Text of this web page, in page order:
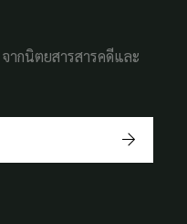
ากนิตยสารสารคดีและ